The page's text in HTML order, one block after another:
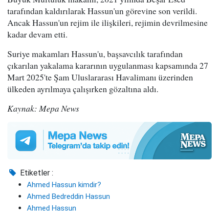
tarafından kaldırılarak Hassun'un görevine son verildi.
Ancak Hassun'un rejim ile ilişkileri, rejimin devrilmesine
kadar devam etti.
Suriye makamları Hassun'u, başsavcılık tarafından
çıkarılan yakalama kararının uygulanması kapsamında 27
Mart 2025'te Şam Uluslararası Havalimanı üzerinden
ülkeden ayrılmaya çalışırken gözaltına aldı.
Kaynak: Mepa News
Etiketler :
Ahmed Hassun kimdir?
Ahmed Bedreddin Hassun
Ahmed Hassun